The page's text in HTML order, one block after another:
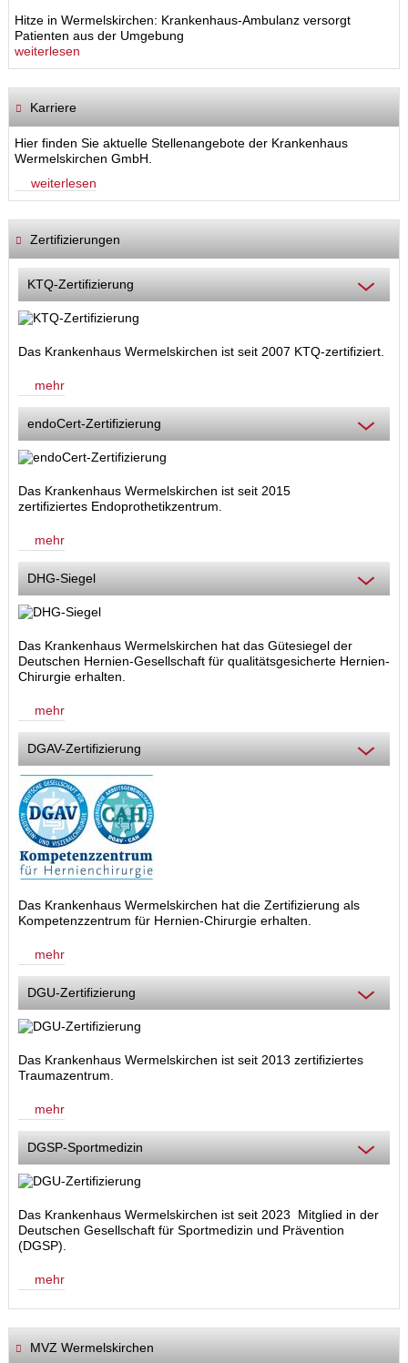
Hitze in Wermelskirchen: Krankenhaus-Ambulanz versorgt
Patienten aus der Umgebung
weiterlesen
Karriere
Hier finden Sie aktuelle Stellenangebote der Krankenhaus
Wermelskirchen GmbH.
weiterlesen
Zertifizierungen
KTQ-Zertifizierung
Das Krankenhaus Wermelskirchen ist seit 2007 KTQ-zertifiziert.
mehr
endoCert-Zertifizierung
Das Krankenhaus Wermelskirchen ist seit 2015
zertifiziertes Endoprothetikzentrum.
mehr
DHG-Siegel
Das Krankenhaus Wermelskirchen hat das Gütesiegel der
Deutschen Hernien-Gesellschaft für qualitätsgesicherte Hernien-
Chirurgie erhalten.
mehr
DGAV-Zertifizierung
Das Krankenhaus Wermelskirchen hat die Zertifizierung als
Kompetenzzentrum für Hernien-Chirurgie erhalten.
mehr
DGU-Zertifizierung
Das Krankenhaus Wermelskirchen ist seit 2013 zertifiziertes
Traumazentrum.
mehr
DGSP-Sportmedizin
Das Krankenhaus Wermelskirchen ist seit 2023 Mitglied in der
Deutschen Gesellschaft für Sportmedizin und Prävention
(DGSP).
mehr
MVZ Wermelskirchen